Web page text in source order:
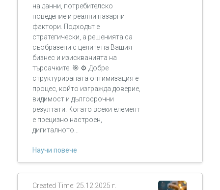
на данни, потребителско
поведение и реални пазарни
фактори. Подходът е
стратегически, а решенията са
съобразени с целите на Вашия
бизнес и изискванията на
търсачките. 🎯 ⚙️ Добре
структурираната оптимизация е
процес, който изгражда доверие,
видимост и дългосрочни
резултати. Когато всеки елемент
е прецизно настроен,
дигиталното...
Научи повече
Created Time: 25.12.2025 г.